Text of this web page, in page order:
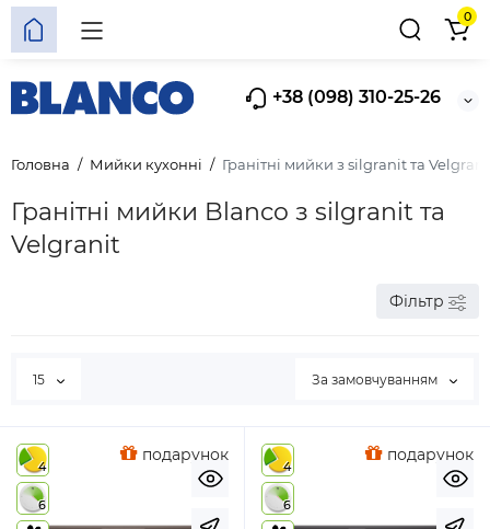
+38 (098) 310-25-26
0
Головна Мийки кухонні Гранітні мийки з silgranit та
Гранітні мийки Blanco з silgranit та
Velgranit
Фільтр
15 За замовчуванням
4
6
подарунок
4
6
подарунок